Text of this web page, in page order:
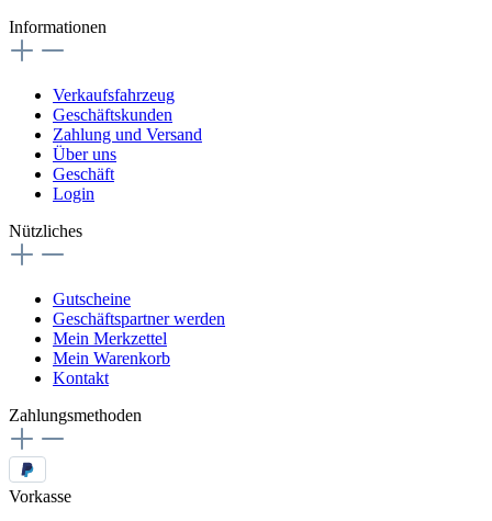
Informationen
Verkaufsfahrzeug
Geschäftskunden
Zahlung und Versand
Über uns
Geschäft
Login
Nützliches
Gutscheine
Geschäftspartner werden
Mein Merkzettel
Mein Warenkorb
Kontakt
Zahlungsmethoden
Vorkasse